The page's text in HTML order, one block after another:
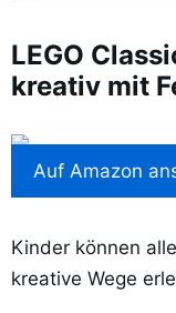
LEGO
kreativ mit
Auf Amazon
Kinder können
kreative Wege